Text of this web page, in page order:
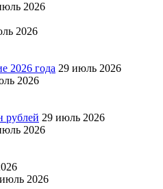
2026
2026
2026 года 29 июль 2026
2026
рублей 29 июль 2026
2026
2026